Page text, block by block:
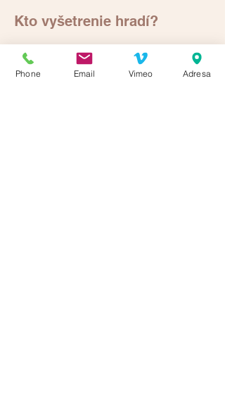
Kto vyšetrenie hradí?
Vyšetrenie hradí v hotovosti pacientka, nie
je uhrádzané zdravotnou poisťovňou.
Kompletný balík 12 laboratórnych
Phone Email Vimeo Adresa